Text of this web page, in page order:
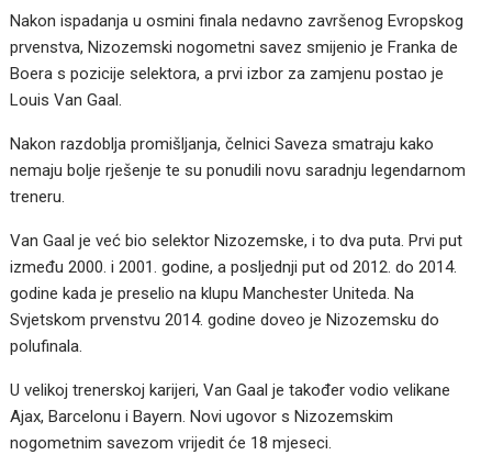
Nakon ispadanja u osmini finala nedavno završenog Evropskog
prvenstva, Nizozemski nogometni savez smijenio je Franka de
Boera s pozicije selektora, a prvi izbor za zamjenu postao je
Louis Van Gaal.
Nakon razdoblja promišljanja, čelnici Saveza smatraju kako
nemaju bolje rješenje te su ponudili novu saradnju legendarnom
treneru.
Van Gaal je već bio selektor Nizozemske, i to dva puta. Prvi put
između 2000. i 2001. godine, a posljednji put od 2012. do 2014.
godine kada je preselio na klupu Manchester Uniteda. Na
Svjetskom prvenstvu 2014. godine doveo je Nizozemsku do
polufinala.
U velikoj trenerskoj karijeri, Van Gaal je također vodio velikane
Ajax, Barcelonu i Bayern. Novi ugovor s Nizozemskim
nogometnim savezom vrijedit će 18 mjeseci.